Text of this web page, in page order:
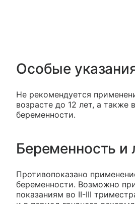
Особые
Не рекомендуется
возрасте до 12 лет, а также
беременности.
Беременность и
Противопоказано
беременности. Возможно
показаниям во II-III